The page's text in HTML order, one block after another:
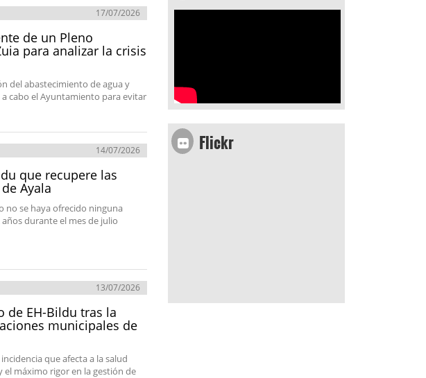
17/07/2026
de un Pleno
para analizar la crisis
del abastecimiento de agua y
cabo el Ayuntamiento para evitar
14/07/2026
que recupere las
Ayala
no se haya ofrecido ninguna
durante el mes de julio
13/07/2026
de EH-Bildu tras la
municipales de
que afecta a la salud
máximo rigor en la gestión de
Flickr